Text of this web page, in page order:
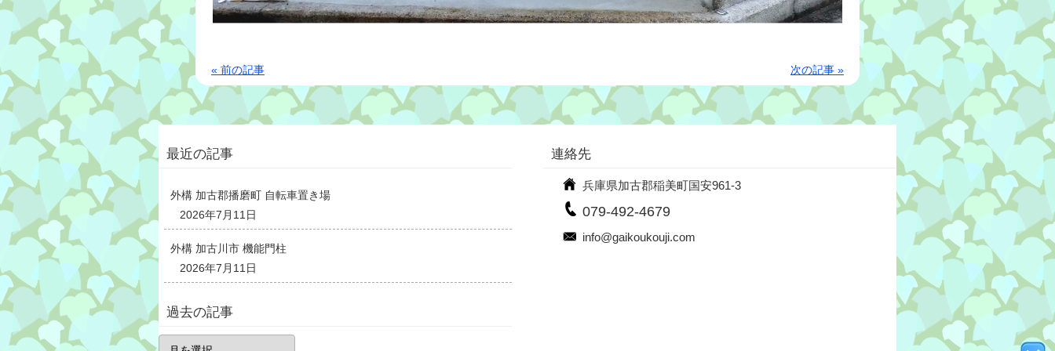
« 前の記事 次の記事 »
最近の記事
外構 加古郡播磨町 自転車置き場
2026年7月11日
外構 加古川市 機能門柱
2026年7月11日
過去の記事
連絡先
兵庫県加古郡稲美町国安961-3
079-492-4679
info@gaikoukouji.com